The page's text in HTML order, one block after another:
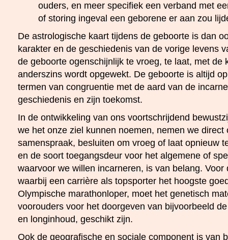
ouders, en meer specifiek een verband met
of storing ingeval een geborene er aan zou
De astrologische kaart tijdens de geboorte is dan
karakter en de geschiedenis van de vorige levens
de geboorte ogenschijnlijk te vroeg, te laat, met de
anderszins wordt opgewekt. De geboorte is altijd
termen van congruentie met de aard van de
geschiedenis en zijn toekomst.
In de ontwikkeling van ons voortschrijdend
we het onze ziel kunnen noemen, nemen we direct
samenspraak, besluiten om vroeg of laat opnieuw
en de soort toegangsdeur voor het algemene of
waarvoor we willen incarneren, is van belang.
waarbij een carrière als topsporter het hoogste
Olympische marathonloper, moet het genetisch
voorouders voor het doorgeven van bijvoorbeeld
en longinhoud, geschikt zijn.
Ook de geografische en sociale component is van